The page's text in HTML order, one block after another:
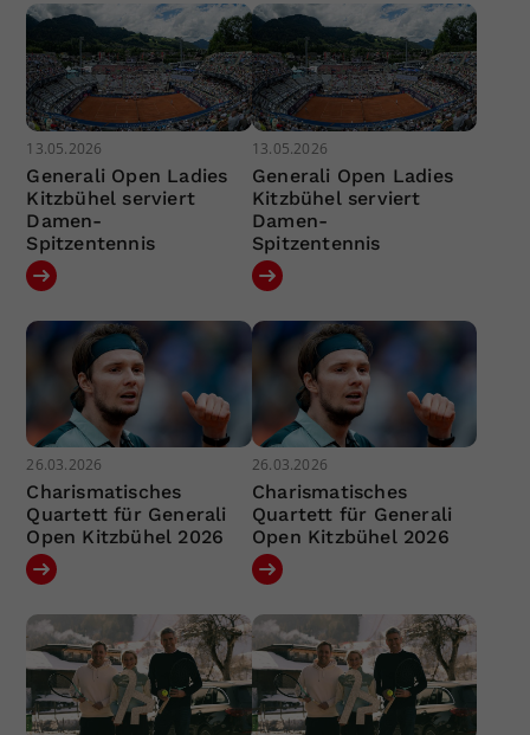
13.05.2026
Generali Open Ladies
Kitzbühel serviert
Damen-
Spitzentennis
13.05.2026
Generali Open Ladies
Kitzbühel serviert
Damen-
Spitzentennis
26.03.2026
Charismatisches
Quartett für Generali
Open Kitzbühel 2026
26.03.2026
Charismatisches
Quartett für Generali
Open Kitzbühel 2026